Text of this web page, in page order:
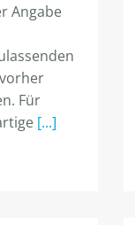
Angabe
Für
[...]